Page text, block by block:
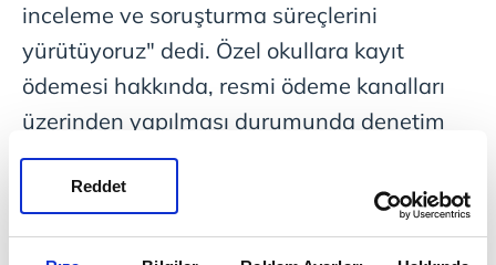
Reddet
inceleme ve soruşturma süreçlerini
yürütüyoruz" dedi. Özel okullara kayıt
ödemesi hakkında, resmi ödeme kanalları
üzerinden yapılması durumunda denetim
yapabileceklerini bildiren Tekin, "Velilerimiz
ödemeleri bankacılık işlemleri üzerinden
yapsınlar ki biz de takip edelim ve herhangi